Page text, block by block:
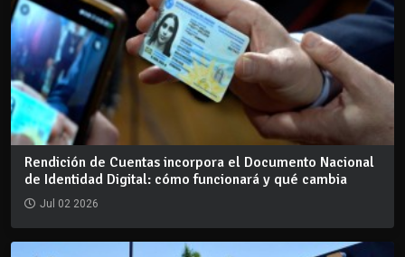
Rendición de Cuentas incorpora el Documento Nacional
de Identidad Digital: cómo funcionará y qué cambia
Jul 02 2026